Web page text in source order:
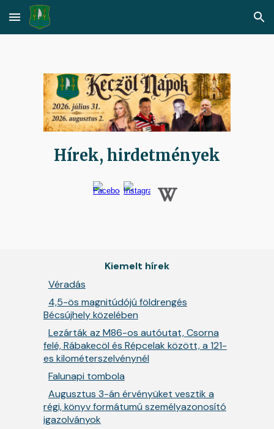
Skip to main content Skip to navigation
Hírek, hirdetmények
Kiemelt hírek
Véradás
4,5-ös magnitúdójú földrengés
Bécsújhely közelében
Lezárták az M86-os autóutat, Csorna
felé, Rábakecöl és Répcelak között, a 121-
es kilométerszelvénynél
Falunapi tombola
Augusztus 3-án érvényüket vesztik a
régi, könyv formátumú személyazonosító
igazolványok